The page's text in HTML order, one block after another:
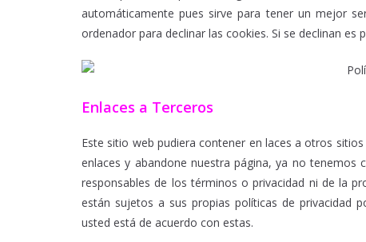
automáticamente pues sirve para tener un mejor
ordenador para declinar las cookies. Si se declinan
Enlaces a Terceros
Este sitio web pudiera contener en laces a otros
enlaces y abandone nuestra página, ya no
responsables de los términos o privacidad ni de la
están sujetos a sus propias políticas de privacidad
usted está de acuerdo con estas.